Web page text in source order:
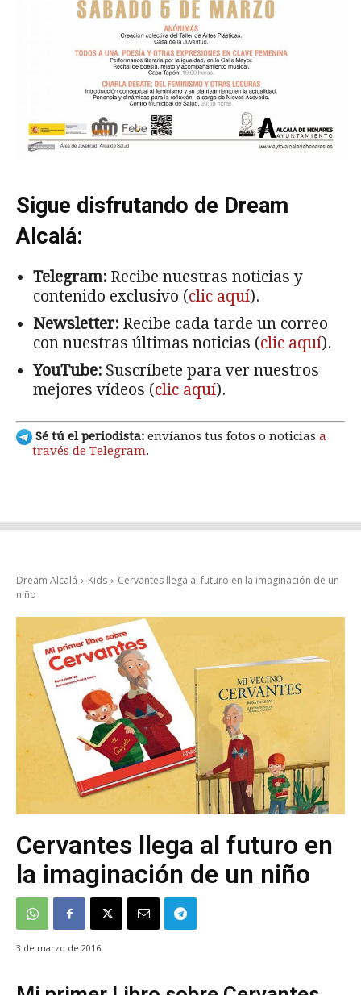
Sigue disfrutando de Dream
Alcalá:
Telegram: Recibe nuestras noticias y
contenido exclusivo (clic aquí).
Newsletter: Recibe cada tarde un correo
con nuestras últimas noticias (clic aquí).
YouTube: Suscríbete para ver nuestros
mejores vídeos (clic aquí).
Sé tú el periodista: envíanos tus fotos o noticias a
través de Telegram.